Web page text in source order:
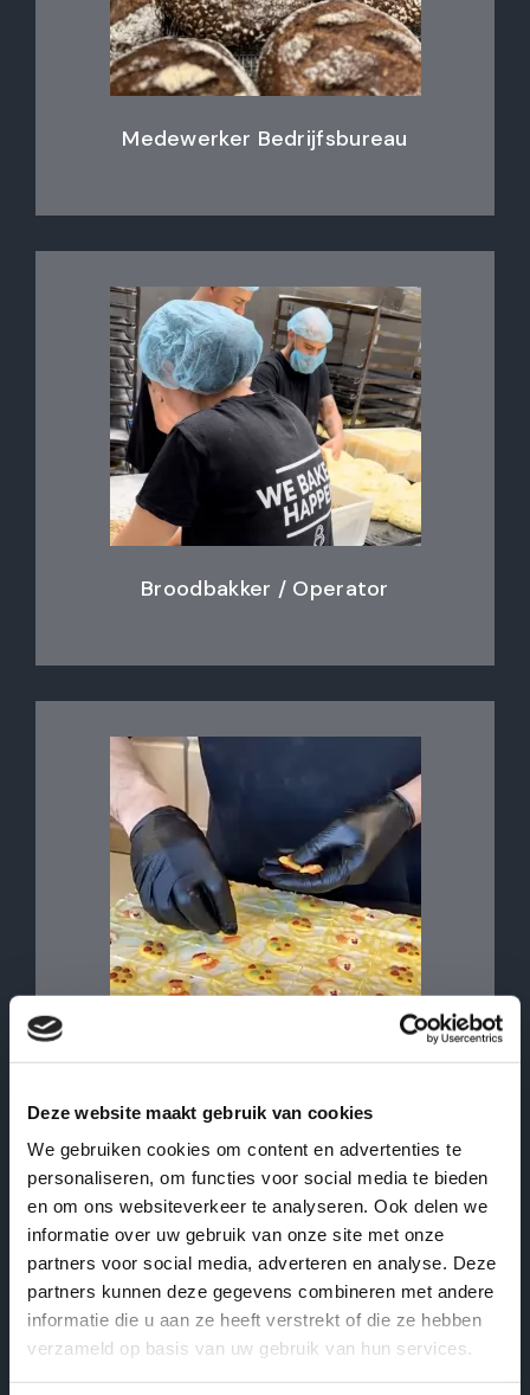
Deze website maakt gebruik van cookies
We gebruiken cookies om content en advertenties te
personaliseren, om functies voor social media te bieden
en om ons websiteverkeer te analyseren. Ook delen we
informatie over uw gebruik van onze site met onze
partners voor social media, adverteren en analyse. Deze
partners kunnen deze gegevens combineren met andere
informatie die u aan ze heeft verstrekt of die ze hebben
verzameld op basis van uw gebruik van hun services.
Medewerker Bedrijfsbureau
Broodbakker / Operator